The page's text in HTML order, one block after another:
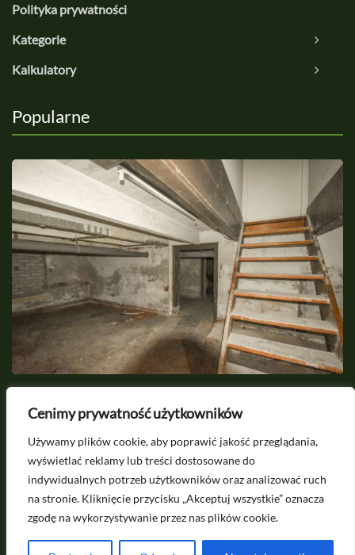
Cenimy prywatność użytkowników
Używamy plików cookie, aby poprawić jakość przeglądania,
wyświetlać reklamy lub treści dostosowane do
indywidualnych potrzeb użytkowników oraz analizować ruch
na stronie. Kliknięcie przycisku „Akceptuj wszystkie” oznacza
zgodę na wykorzystywanie przez nas plików cookie.
Polityka prywatności
Kategorie
Kalkulatory
Popularne
2026-08-09
zanim zaczniesz kopać?
Potrzebujesz porady? Napisz do nas na
kontakt@projektoskop.pl